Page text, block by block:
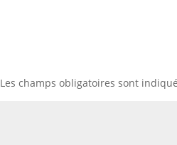
Les champs obligatoires sont